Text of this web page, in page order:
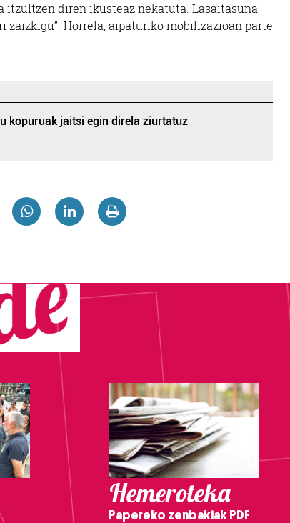
itzultzen diren ikusteaz nekatuta. Lasaitasuna
zaizkigu”. Horrela, aipaturiko mobilizazioan parte
kopuruak jaitsi egin direla ziurtatuz
Hemeroteka
Papereko zenbakiak PDF